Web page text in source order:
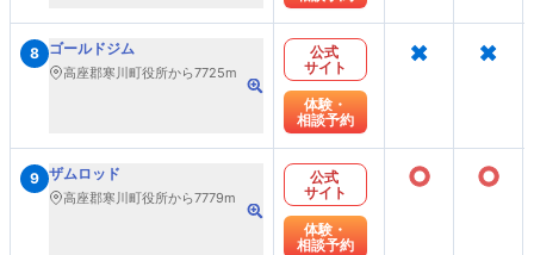
8 ゴールドジム
高座郡寒川町役所から7725m
公式
サイト
体験・
相談予約
× ×
9 ザムロッド
高座郡寒川町役所から7779m
公式
サイト
体験・
相談予約
○ ○